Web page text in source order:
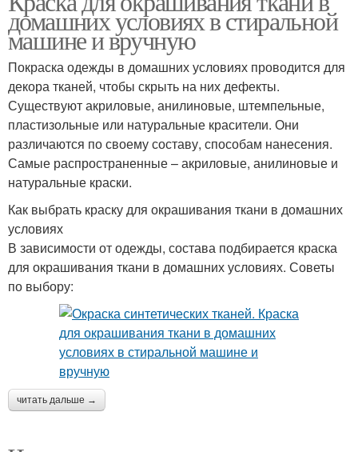
домашних условиях в стиральной
машине и вручную
Покраска одежды в домашних условиях проводится для
декора тканей, чтобы скрыть на них дефекты.
Существуют акриловые, анилиновые, штемпельные,
пластизольные или натуральные красители. Они
различаются по своему составу, способам нанесения.
Самые распространенные – акриловые, анилиновые и
натуральные краски.
Как выбрать краску для окрашивания ткани в домашних
условиях
В зависимости от одежды, состава подбирается краска
для окрашивания ткани в домашних условиях. Советы
по выбору:
читать дальше →